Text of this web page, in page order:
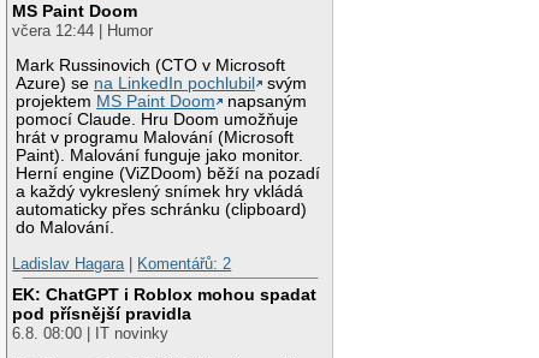
MS Paint Doom
včera 12:44 | Humor
Mark Russinovich (CTO v Microsoft
Azure) se na LinkedIn pochlubil
svým
projektem MS Paint Doom
napsaným
pomocí Claude. Hru Doom umožňuje
hrát v programu Malování (Microsoft
Paint). Malování funguje jako monitor.
Herní engine (ViZDoom) běží na pozadí
a každý vykreslený snímek hry vkládá
automaticky přes schránku (clipboard)
do Malování.
Ladislav Hagara
Komentářů: 2
EK: ChatGPT i Roblox mohou spadat
pod přísnější pravidla
6.8. 08:00 | IT novinky